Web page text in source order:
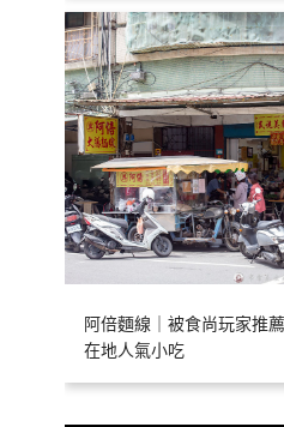
阿倍麵線｜被食尚玩家推
在地人氣小吃